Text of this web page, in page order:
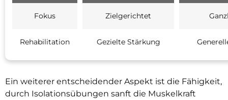
Fokus Zielgerichtet
Rehabilitation Gezielte Stärkung
Ein weiterer entscheidender Aspekt ist die Fähigkeit,
durch Isolationsübungen sanft die Muskelkraft